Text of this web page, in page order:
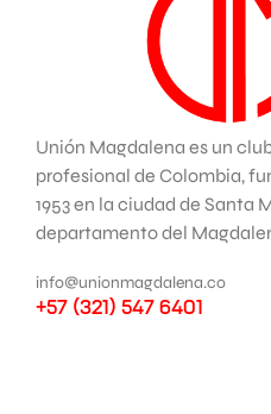
Unión Magdalena es un
profesional de Colombia,
1953 en la ciudad de Santa
departamento del
info@unionmagdalena.co
+57 (321) 547 6401